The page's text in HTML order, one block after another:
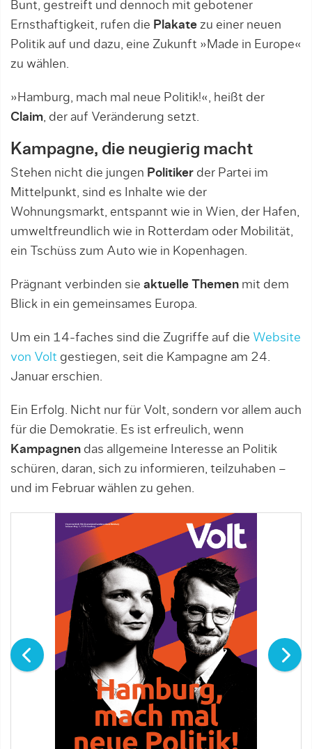
Bunt, gestreift und dennoch mit gebotener
Ernsthaftigkeit, rufen die Plakate zu einer neuen
Politik auf und dazu, eine Zukunft »Made in Europe«
zu wählen.
»Hamburg, mach mal neue Politik!«, heißt der
Claim, der auf Veränderung setzt.
Kampagne, die neugierig macht
Stehen nicht die jungen Politiker der Partei im
Mittelpunkt, sind es Inhalte wie der
Wohnungsmarkt, entspannt wie in Wien, der Hafen,
umweltfreundlich wie in Rotterdam oder Mobilität,
ein Tschüss zum Auto wie in Kopenhagen.
Prägnant verbinden sie aktuelle Themen mit dem
Blick in ein gemeinsames Europa.
Um ein 14-faches sind die Zugriffe auf die Website
von Volt gestiegen, seit die Kampagne am 24.
Januar erschien.
Ein Erfolg. Nicht nur für Volt, sondern vor allem auch
für die Demokratie. Es ist erfreulich, wenn
Kampagnen das allgemeine Interesse an Politik
schüren, daran, sich zu informieren, teilzuhaben –
und im Februar wählen zu gehen.